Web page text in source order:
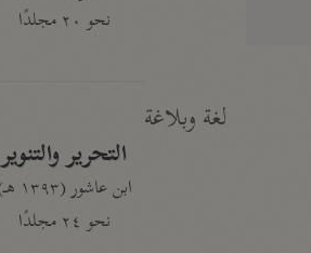
نحو ٢٠ مجلدًا
لغة وبلاغة
التحرير والتنوير
ابن عاشور (١٣٩٣ هـ)
نحو ٢٤ مجلدًا